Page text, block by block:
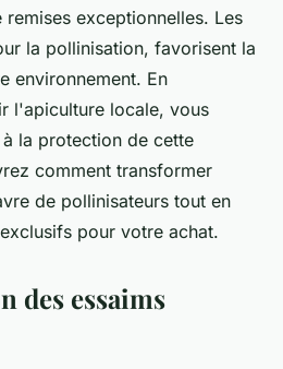
exceptionnelles. Les
la pollinisation, favorisent la
environnement. En
l'apiculture locale, vous
la protection de cette
comment transformer
de pollinisateurs tout en
pour votre achat.
des essaims